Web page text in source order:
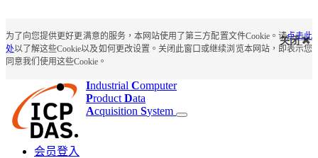
为了向您提供更好更满意的服务，本网站使用了第三方配置文件Cookie。请点击此
处以了解这些Cookie以及如何更改设置。关闭此窗口或继续浏览本网站，即表示您
同意我们使用这些Cookie。
关闭
Industrial Computer
Product Data
Acquisition System
会员登入